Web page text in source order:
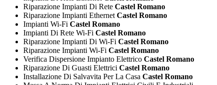
Riparazione Impianti Di Rete Castel Romano
Riparazione Impianti Ethernet Castel Romano
Impianti Wi-Fi Castel Romano
Impianti Di Rete Wi-Fi Castel Romano
Riparazione Impianti Di Wi-Fi Castel Romano
Riparazione Impianti Wi-Fi Castel Romano
Verifica Dispersione Impianto Elettrico Castel Romano
Riparazione Di Guasti Elettrici Castel Romano
Installazione Di Salvavita Per La Casa Castel Romano